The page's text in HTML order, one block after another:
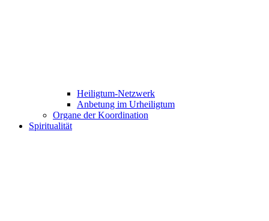
Heiligtum-Netzwerk
Anbetung im Urheiligtum
Organe der Koordination
Spiritualität